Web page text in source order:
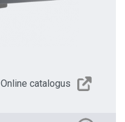
Online catalogus